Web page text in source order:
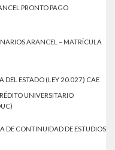
PRONTO PAGO
ARANCEL – MATRÍCULA
DEL ESTADO (LEY 20.027) CAE
UNIVERSITARIO
DE CONTINUIDAD DE ESTUDIOS